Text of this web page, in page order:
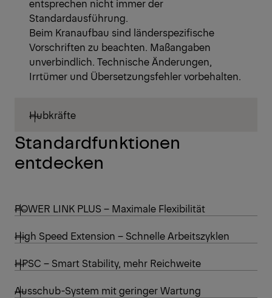
entsprechen nicht immer der
Standardausführung.
Beim Kranaufbau sind länderspezifische
Vorschriften zu beachten. Maßangaben
unverbindlich. Technische Änderungen,
Irrtümer und Übersetzungsfehler vorbehalten.
Hubkräfte
Standardfunktionen
entdecken
POWER LINK PLUS – Maximale Flexibilität
High Speed Extension – Schnelle Arbeitszyklen
HPSC – Smart Stability, mehr Reichweite
Ausschub-System mit geringer Wartung